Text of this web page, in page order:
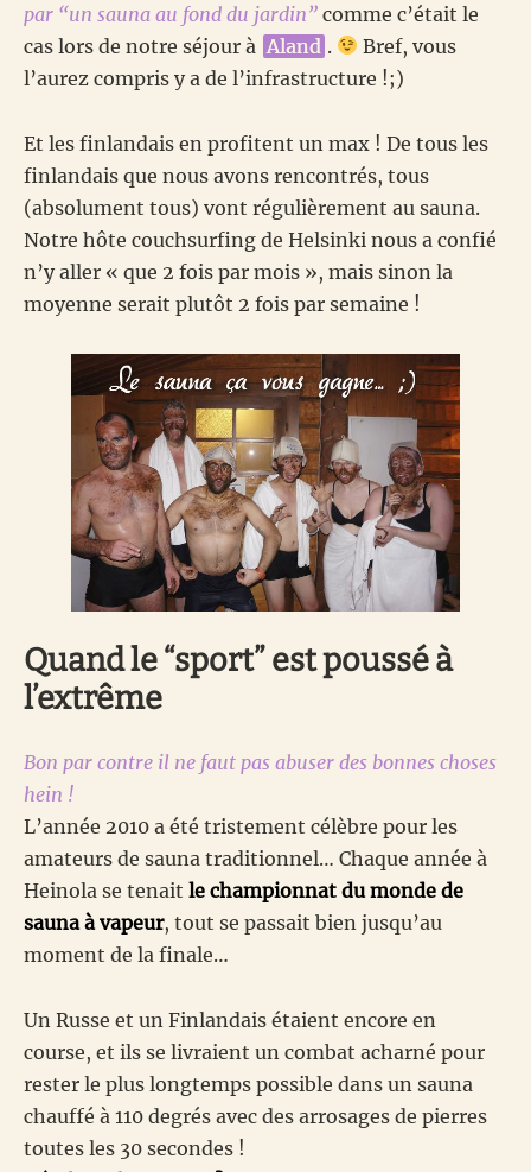
par “un sauna au fond du jardin” comme c’était le
cas lors de notre séjour à Aland .
Bref, vous
l’aurez compris y a de l’infrastructure !;)
Et les finlandais en profitent un max ! De tous les
finlandais que nous avons rencontrés, tous
(absolument tous) vont régulièrement au sauna.
Notre hôte couchsurfing de Helsinki nous a confié
n’y aller « que 2 fois par mois », mais sinon la
moyenne serait plutôt 2 fois par semaine !
Quand le “sport” est poussé à
l’extrême
Bon par contre il ne faut pas abuser des bonnes choses
hein !
L’année 2010 a été tristement célèbre pour les
amateurs de sauna traditionnel… Chaque année à
Heinola se tenait le championnat du monde de
sauna à vapeur, tout se passait bien jusqu’au
moment de la finale…
Un Russe et un Finlandais étaient encore en
course, et ils se livraient un combat acharné pour
rester le plus longtemps possible dans un sauna
chauffé à 110 degrés avec des arrosages de pierres
toutes les 30 secondes !